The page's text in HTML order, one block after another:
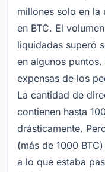
millones solo en la
en BTC. El
liquidadas superó
en algunos
expensas de los
La cantidad de
contienen hasta
drásticamente.
(más de 1000
a lo que estaba